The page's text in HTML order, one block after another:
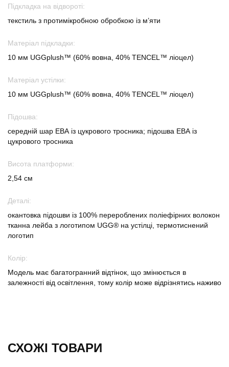
Підкладка на відвороті:
текстиль з протимікробною обробкою із м’яти
Матеріал підкладки:
10 мм UGGplush™ (60% вовна, 40% TENCEL™ ліоцел)
Матеріал устілки:
10 мм UGGplush™ (60% вовна, 40% TENCEL™ ліоцел)
Підошва:
середній шар ЕВА із цукрового тросника; підошва ЕВА із
цукрового тросника
Висота платформи:
2,54 см
Деталі:
окантовка підошви із 100% перероблених поліефірних волокон
тканна лейба з логотипом UGG® на устілці, термотиснений
логотип
Колір:
Модель має багатогранний відтінок, що змінюється в
залежності від освітлення, тому колір може відрізнятись наживо
СХОЖІ ТОВАРИ